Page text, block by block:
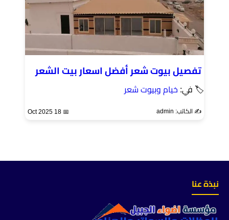
تفصيل بيوت شعر أفضل اسعار بيت الشعر
🏷 في: خيام وبيوت شعر
✍️ الكاتب: admin 📅 18 Oct 2025
نبذة عنا